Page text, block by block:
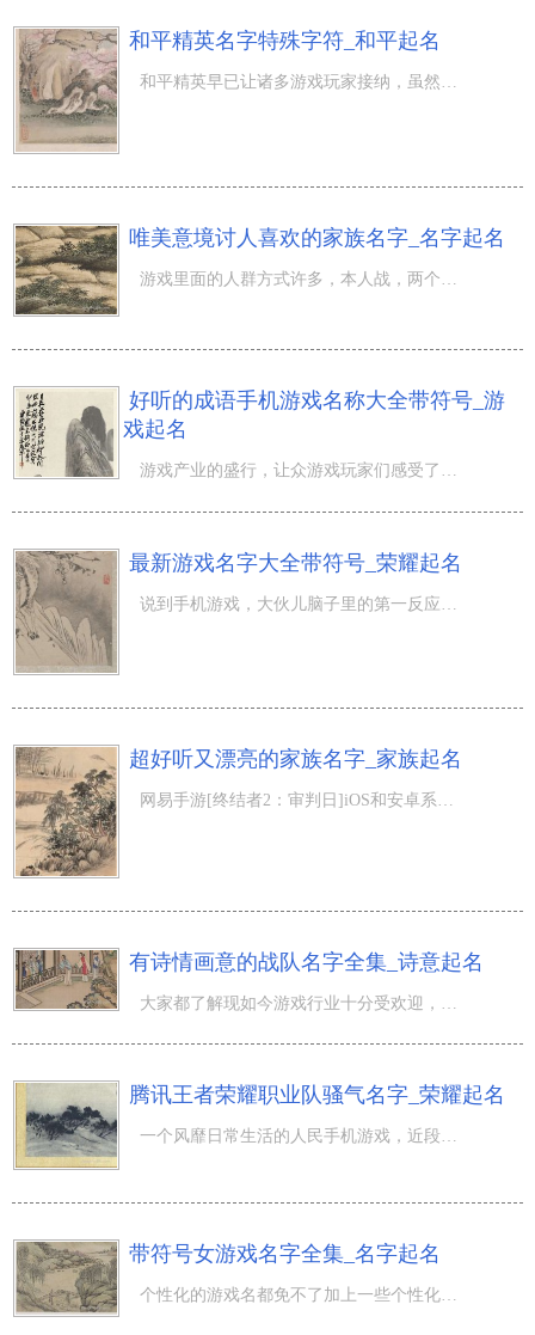
和平精英名字特殊字符_和平起名
和平精英早已让诸多游戏玩家接纳，虽然一边调侃，但也沉浸于在和平精英手机游戏产生的快乐中。那麼许多 游
唯美意境讨人喜欢的家族名字_名字起名
好听的成语手机游戏名称大全带符号_游
戏起名
最新游戏名字大全带符号_荣耀起名
超好听又漂亮的家族名字_家族起名
有诗情画意的战队名字全集_诗意起名
腾讯王者荣耀职业队骚气名字_荣耀起名
带符号女游戏名字全集_名字起名
个性化的游戏名都免不了加上一些个性化的标记参杂游戏中文本之中，能够自主随便加上的游戏名之中，而且在游